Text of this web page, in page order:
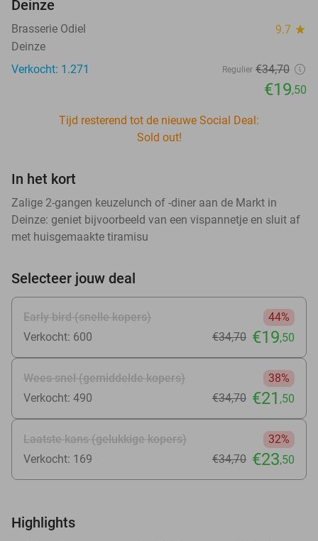
Deinze
Brasserie Odiel 9.7 star
Deinze
Verkocht: 1.271
Regulier €34,70
€19,50
Tijd resterend tot de nieuwe Social Deal:
Sold out!
In het kort
Zalige 2-gangen keuzelunch of -diner aan de Markt in
Deinze: geniet bijvoorbeeld van een vispannetje en sluit af
met huisgemaakte tiramisu
Selecteer jouw deal
Early bird (snelle kopers)
44%
Verkocht: 600
€34,70 €19,50
Wees snel (gemiddelde kopers)
38%
Verkocht: 490
€34,70 €21 ,50
Laatste kans (gelukkige kopers)
32%
Verkocht: 169
€34,70 €23,50
Highlights